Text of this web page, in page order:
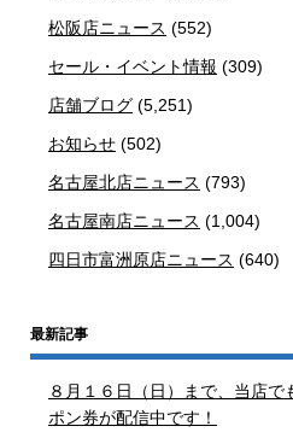
松阪店ニュース (552)
セール・イベント情報 (309)
店舗ブログ (5,251)
お知らせ (502)
名古屋北店ニュース (793)
名古屋南店ニュース (1,004)
四日市富洲原店ニュース (640)
最新記事
８月１６日（日）まで、当店
ポン券が配信中です！